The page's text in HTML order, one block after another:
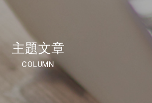
主題文章
COLUMN